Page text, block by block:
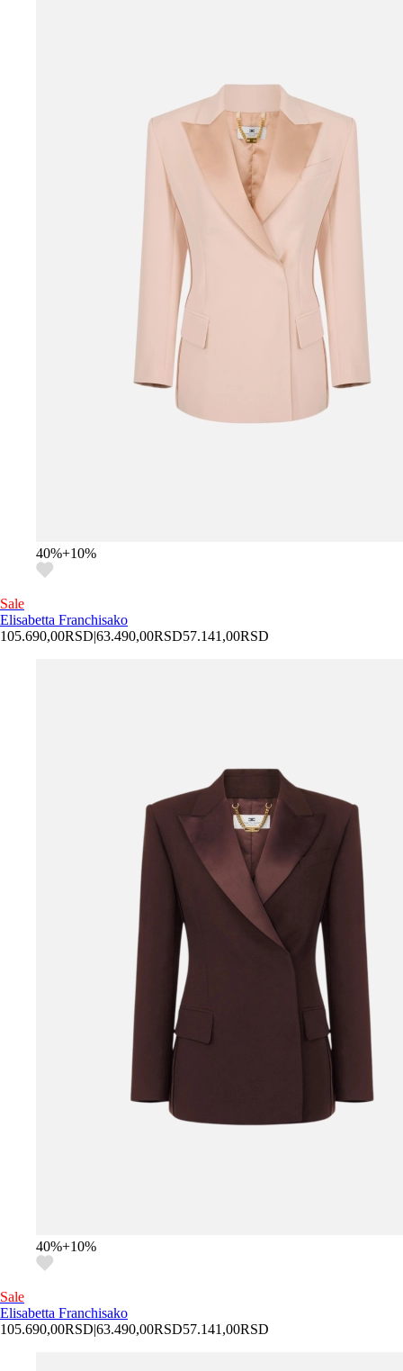
40%+10%
Sale
Elisabetta Franchisako
105.690,00RSD|63.490,00RSD57.141,00RSD
40%+10%
Sale
Elisabetta Franchisako
105.690,00RSD|63.490,00RSD57.141,00RSD